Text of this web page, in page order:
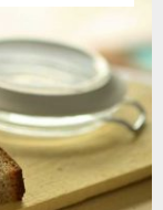
an die